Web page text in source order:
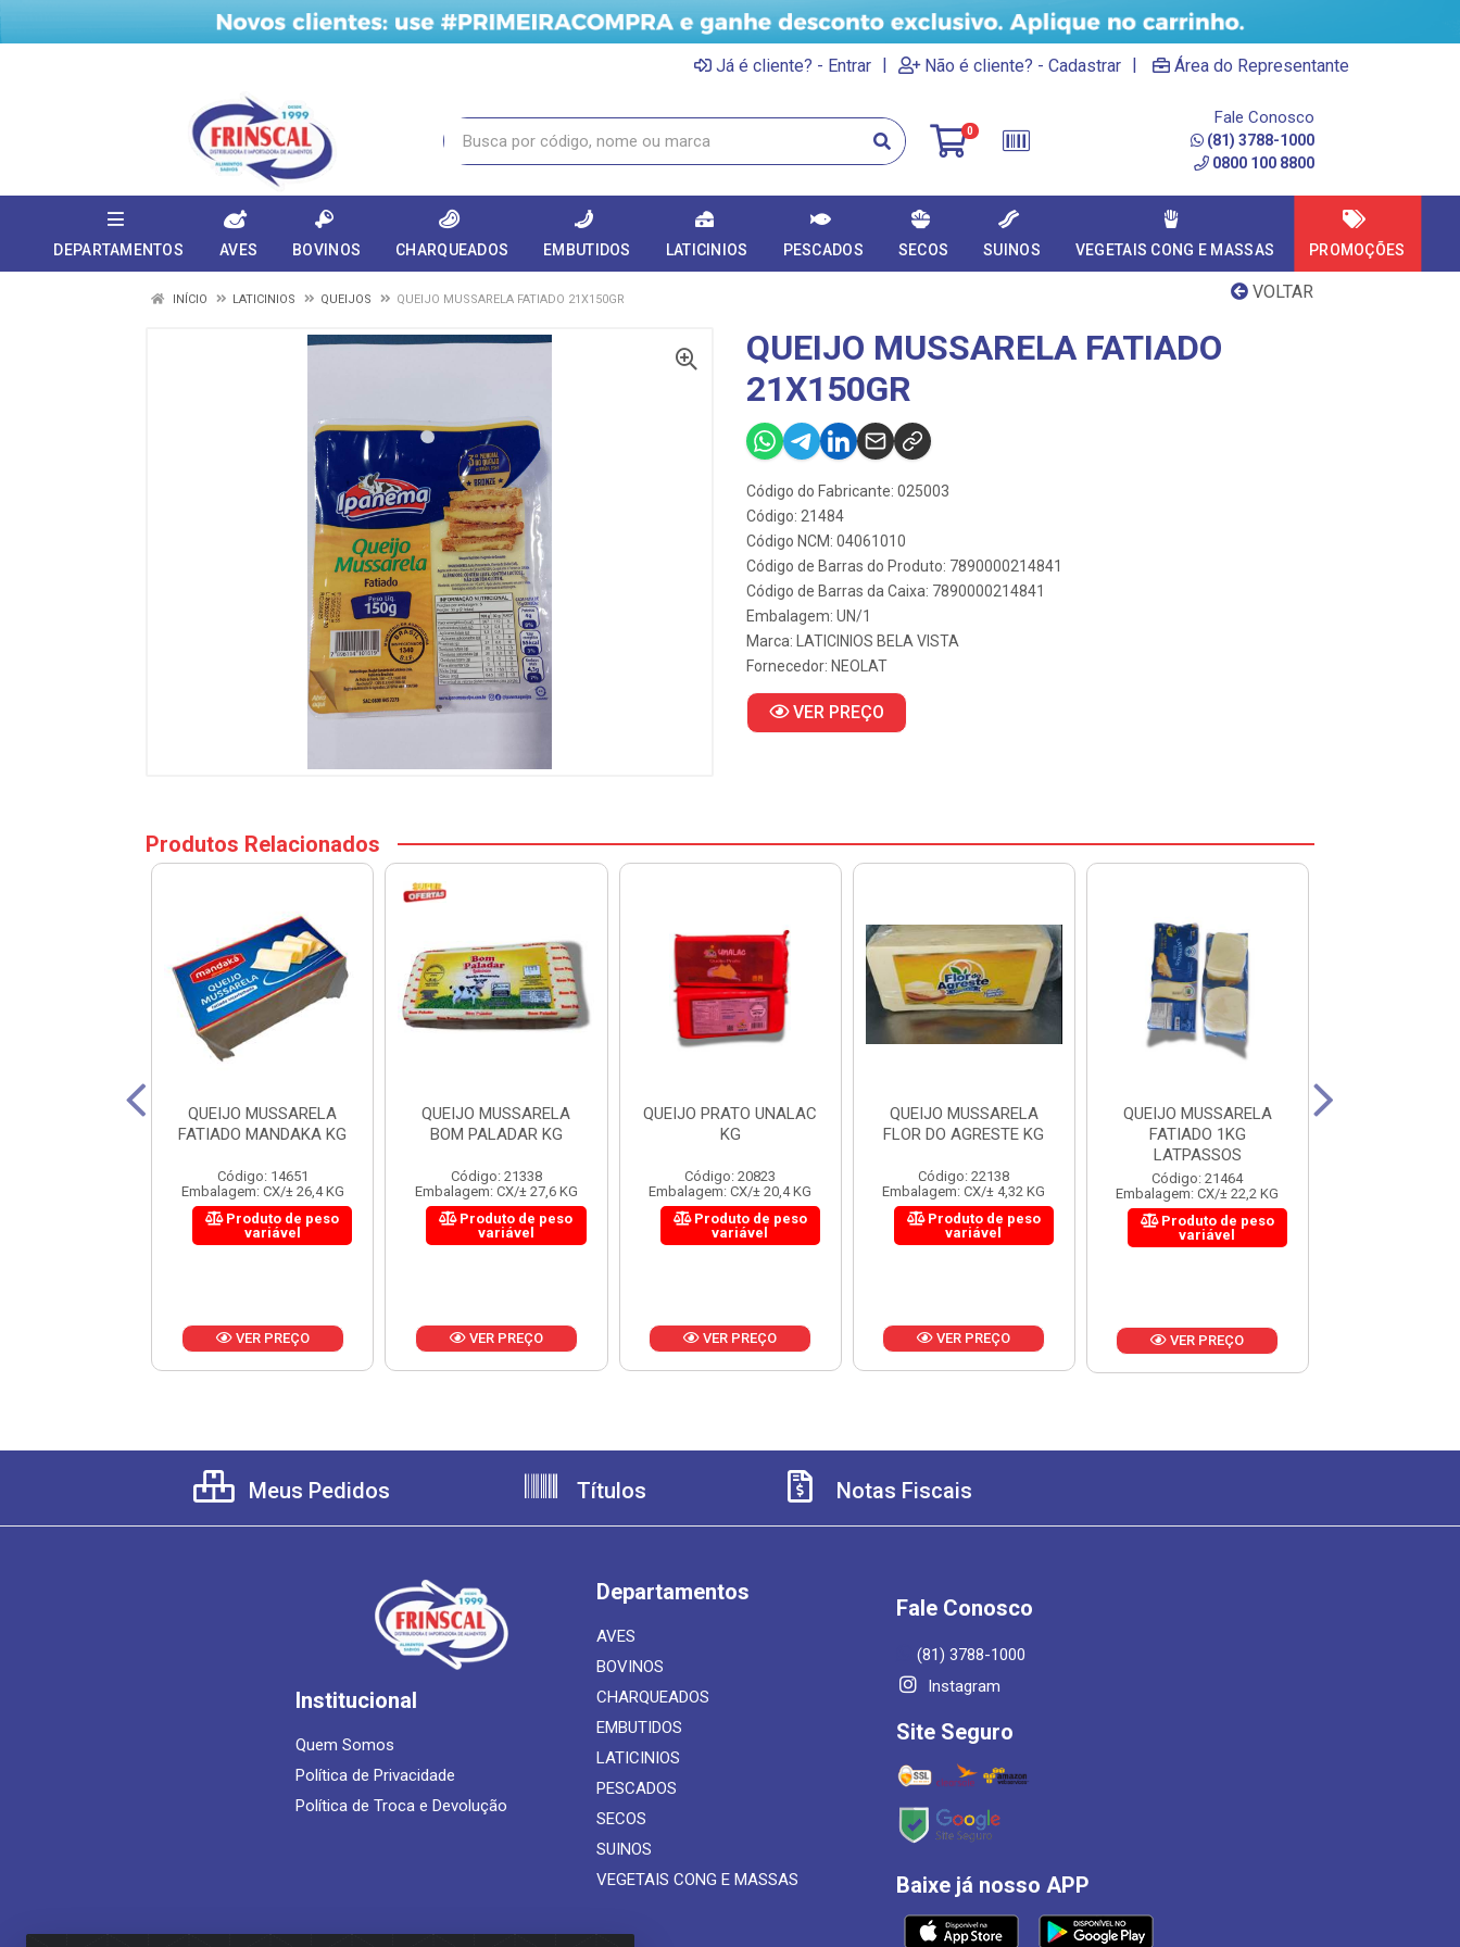
Já é cliente? - Entrar | Não é cliente? - Cadastrar | Área do Representante
0
Fale Conosco
(81) 3788-1000
0800 100 8800
DEPARTAMENTOS AVES BOVINOS CHARQUEADOS EMBUTIDOS LATICINIOS PESCADOS SECOS SUINOS VEGETAIS CONG E MASSAS PROMOÇÕES
VOLTAR
INÍCIO LATICINIOS QUEIJOS QUEIJO MUSSARELA FATIADO 21X150GR
QUEIJO MUSSARELA FATIADO
21X150GR
Código do Fabricante: 025003
Código: 21484
Código NCM: 04061010
Código de Barras do Produto: 7890000214841
Código de Barras da Caixa: 7890000214841
Embalagem: UN/1
Marca:
LATICINIOS BELA VISTA
Fornecedor: NEOLAT
VER PREÇO
Produtos Relacionados
QUEIJO MUSSARELA
FATIADO MANDAKA KG
Código: 14651
Embalagem: CX/± 26,4 KG
Produto de peso
variável
VER PREÇO
QUEIJO MUSSARELA
BOM PALADAR KG
Código: 21338
Embalagem: CX/± 27,6 KG
Produto de peso
variável
VER PREÇO
QUEIJO PRATO UNALAC
KG
Código: 20823
Embalagem: CX/± 20,4 KG
Produto de peso
variável
VER PREÇO
QUEIJO MUSSARELA
FLOR DO AGRESTE KG
Código: 22138
Embalagem: CX/± 4,32 KG
Produto de peso
variável
VER PREÇO
QUEIJO MUSSARELA
FATIADO 1KG
LATPASSOS
Código: 21464
Embalagem: CX/± 22,2 KG
Produto de peso
variável
VER PREÇO
Meus Pedidos Títulos Notas Fiscais
Institucional
Quem Somos
Política de Privacidade
Política de Troca e Devolução
Departamentos
AVES
BOVINOS
CHARQUEADOS
EMBUTIDOS
LATICINIOS
PESCADOS
SECOS
SUINOS
VEGETAIS CONG E MASSAS
Fale Conosco
(81) 3788-1000
Instagram
Site Seguro
Baixe já nosso APP